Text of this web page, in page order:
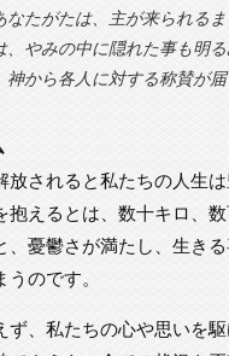
たがたは、主が来られる
、やみの中に隠れた事も明
から各人に対する称賛が届
放されると私たちの人生
抱えるとは、数十キロ、
、憂鬱さが満たし、生き
のです。
ず、私たちの心や思いを